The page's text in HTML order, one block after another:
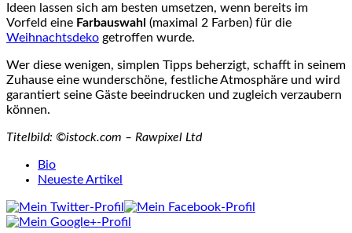
Ideen lassen sich am besten umsetzen, wenn bereits im
Vorfeld eine Farbauswahl (maximal 2 Farben) für die
Weihnachtsdeko getroffen wurde.
Wer diese wenigen, simplen Tipps beherzigt, schafft in seinem
Zuhause eine wunderschöne, festliche Atmosphäre und wird
garantiert seine Gäste beeindrucken und zugleich verzaubern
können.
Titelbild: ©istock.com – Rawpixel Ltd
following
tabs
change
Bio
Neueste Artikel